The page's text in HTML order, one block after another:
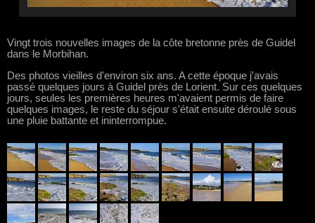
Vingt trois nouvelles images de la côte bretonne près de Guidel
dans le Morbihan.
Des photos vieilles d'environ six ans. A cette époque j'avais
passé quelques jours à Guidel près de Lorient. Sur ces quelques
jours, seules les premières heures m'avaient permis de faire
quelques images, le reste du séjour s'était ensuite déroulé sous
une pluie battante et ininterrompue.